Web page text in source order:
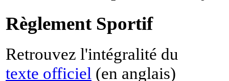
Règlement Sportif
Retrouvez l'intégralité du
texte officiel (en anglais)